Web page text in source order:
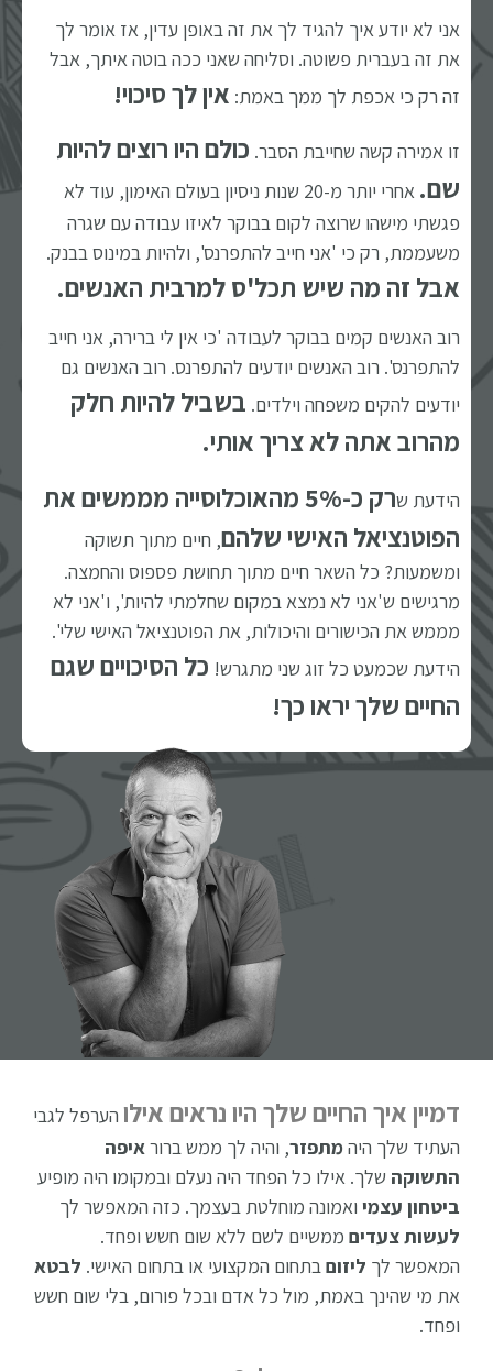
אני לא יודע איך להגיד לך את זה באופן עדין, אז אומר לך
את זה בעברית פשוטה. וסליחה שאני ככה בוטה איתך, אבל
זה רק כי אכפת לך ממך באמת: אין לך סיכוי!
זו אמירה קשה שחייבת הסבר. כולם היו רוצים להיות
שם.
אחרי יותר מ-20 שנות ניסיון בעולם האימון, עוד לא
פגשתי מישהו שרוצה לקום בבוקר לאיזו עבודה עם שגרה
משעממת, רק כי 'אני חייב להתפרנס', ולהיות במינוס בבנק.
אבל זה מה שיש תכל'ס למרבית האנשים.
רוב האנשים קמים בבוקר לעבודה 'כי אין לי ברירה, אני חייב
להתפרנס'. רוב האנשים יודעים להתפרנס. רוב האנשים גם
יודעים להקים משפחה וילדים. בשביל להיות חלק
מהרוב אתה לא צריך אותי.
הידעת ש
רק כ-5% מהאוכלוסייה מממשים את
הפוטנציאל האישי שלהם, חיים מתוך תשוקה
ומשמעות? כל השאר חיים מתוך תחושת פספוס והחמצה.
מרגישים ש'אני לא נמצא במקום שחלמתי להיות', ו'אני לא
מממש את הכישורים והיכולות, את הפוטנציאל האישי שלי'.
הידעת שכמעט כל זוג שני מתגרש! כל הסיכויים שגם
החיים שלך יראו כך!
דמיין איך החיים שלך היו נראים אילו הערפל לגבי
העתיד שלך היהמתפזר, והיה לך ממש ברוראיפה
התשוקה שלך. אילו כל הפחד היה נעלם ובמקומו היה מופיע
ביטחון עצמי ואמונה מוחלטת בעצמך. כזה המאפשר לך
לעשות צעדים ממשיים לשם ללא שום חשש ופחד.
המאפשר לך ליזוםבתחום המקצועי או בתחום האישי. לבטא
את מי שהינך באמת, מול כל אדם ובכל פורום, בלי שום חשש
ופחד.